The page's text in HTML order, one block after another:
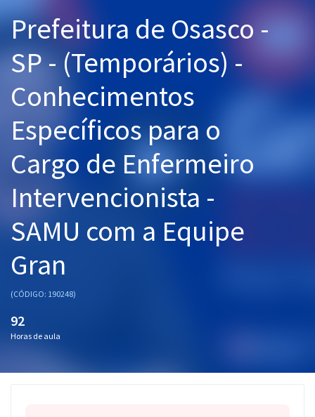
Cursos 20% OFF
Pós
Graduação
OAB
Questões grátis
Aprovados
Prefeitura de Osasco -
SP - (Temporários) -
Conhecimentos
Específicos para o
Cargo de Enfermeiro
Intervencionista -
SAMU com a Equipe
Gran
(CÓDIGO: 190248)
92
Horas de aula